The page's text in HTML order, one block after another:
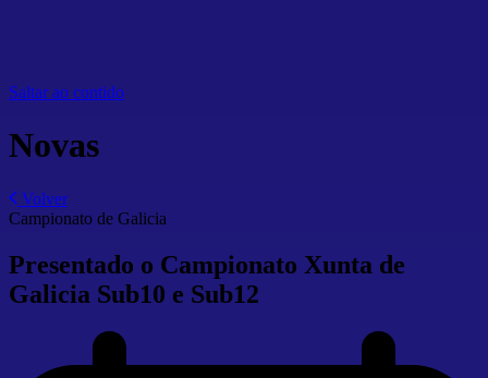
Saltar ao contido
Novas
Volver
Campionato de Galicia
Presentado o Campionato Xunta de
Galicia Sub10 e Sub12